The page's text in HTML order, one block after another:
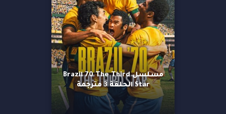
مسلسل Brazil 70 The Third
Star الحلقة 3 مترجمة